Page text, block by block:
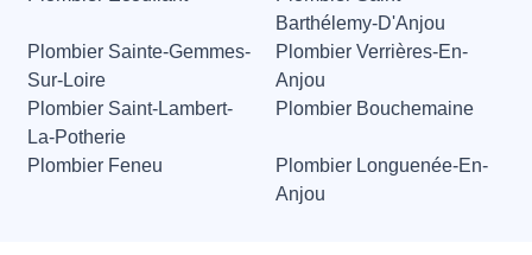
Barthélemy-D'Anjou
Plombier Sainte-Gemmes-
Sur-Loire
Plombier Verrières-En-
Anjou
Plombier Saint-Lambert-
La-Potherie
Plombier Bouchemaine
Plombier Feneu
Plombier Longuenée-En-
Anjou